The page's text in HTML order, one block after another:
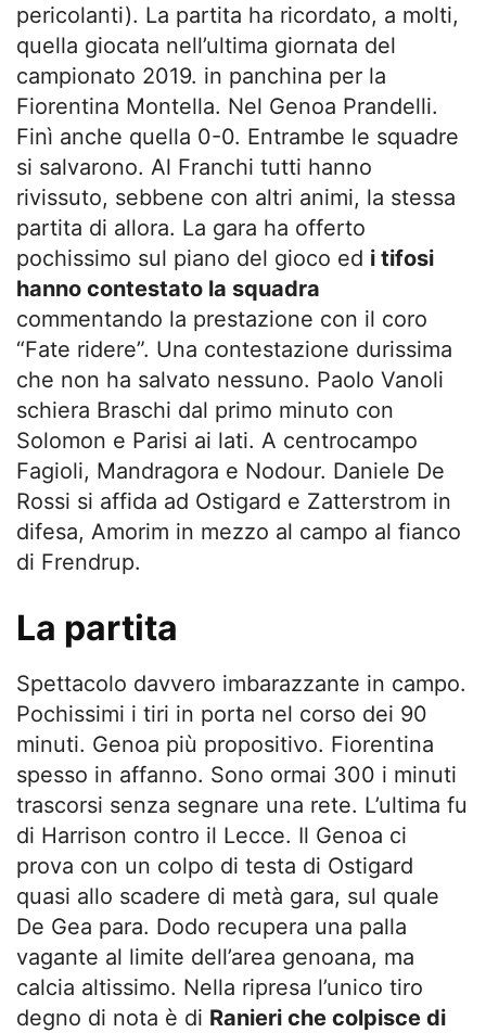
pericolanti). La partita ha ricordato, a molti,
quella giocata nell’ultima giornata del
campionato 2019. in panchina per la
Fiorentina Montella. Nel Genoa Prandelli.
Finì anche quella 0-0. Entrambe le squadre
si salvarono. Al Franchi tutti hanno
rivissuto, sebbene con altri animi, la stessa
partita di allora. La gara ha offerto
pochissimo sul piano del gioco ed i tifosi
hanno contestato la squadra
commentando la prestazione con il coro
“Fate ridere”. Una contestazione durissima
che non ha salvato nessuno. Paolo Vanoli
schiera Braschi dal primo minuto con
Solomon e Parisi ai lati. A centrocampo
Fagioli, Mandragora e Nodour. Daniele De
Rossi si affida ad Ostigard e Zatterstrom in
difesa, Amorim in mezzo al campo al fianco
di Frendrup.
La partita
Spettacolo davvero imbarazzante in campo.
Pochissimi i tiri in porta nel corso dei 90
minuti. Genoa più propositivo. Fiorentina
spesso in affanno. Sono ormai 300 i minuti
trascorsi senza segnare una rete. L’ultima fu
di Harrison contro il Lecce. Il Genoa ci
prova con un colpo di testa di Ostigard
quasi allo scadere di metà gara, sul quale
De Gea para. Dodo recupera una palla
vagante al limite dell’area genoana, ma
calcia altissimo. Nella ripresa l’unico tiro
degno di nota è di Ranieri che colpisce di